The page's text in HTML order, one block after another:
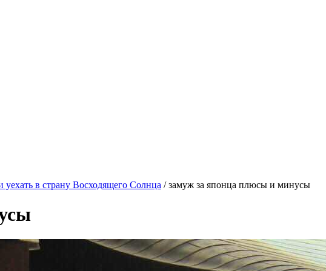
в страну Восходящего Солнца /замуж за японца плюсы и минусы